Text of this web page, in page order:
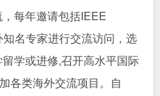
每年邀请包括IEEE
名专家进行交流访问，选
学或进修,召开高水平国际
各类海外交流项目。自